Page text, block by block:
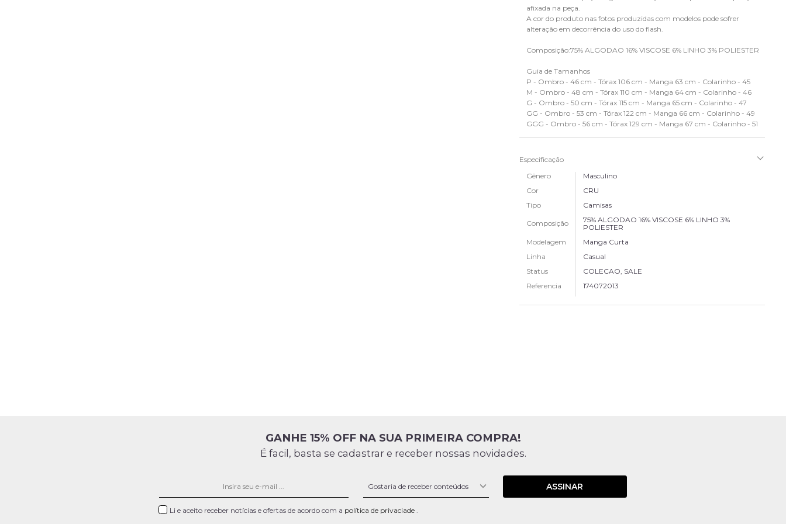
afixada na peça.
A cor do produto nas fotos produzidas com modelos pode sofrer
alteração em decorrência do uso do flash.
Composição:75% ALGODAO 16% VISCOSE 6% LINHO 3% POLIESTER
Guia de Tamanhos
P - Ombro - 46 cm - Tórax 106 cm - Manga 63 cm - Colarinho - 45
M - Ombro - 48 cm - Tórax 110 cm - Manga 64 cm - Colarinho - 46
G - Ombro - 50 cm - Tórax 115 cm - Manga 65 cm - Colarinho - 47
GG - Ombro - 53 cm - Tórax 122 cm - Manga 66 cm - Colarinho - 49
GGG - Ombro - 56 cm - Tórax 129 cm - Manga 67 cm - Colarinho - 51
Especificação
Gênero
Masculino
Cor
CRU
Tipo
Camisas
Composição
75% ALGODAO 16% VISCOSE 6% LINHO 3%
POLIESTER
Modelagem
Manga Curta
Linha
Casual
Status
COLECAO, SALE
Referencia
174072013
GANHE 15% OFF NA SUA PRIMEIRA COMPRA!
É facil, basta se cadastrar e receber nossas novidades.
ASSINAR
Li e aceito receber notícias e ofertas de acordo com a política de privaciade .